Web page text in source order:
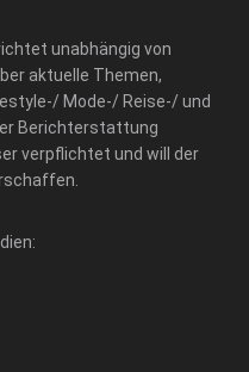
unabhängig von
aktuelle Themen,
Mode-/ Reise-/ und
Berichterstattung
verpflichtet und will der